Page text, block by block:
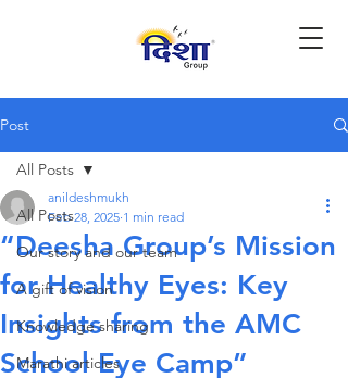
Post
All Posts
Our story and our team
A gift of vision
Knowledge sharing
Marathi articles
All Posts
“Deesha Group’s Mission
for Healthy Eyes: Key
Insights from the AMC
School Eye Camp”
anildeshmukh
Feb 28, 2025 1 min read